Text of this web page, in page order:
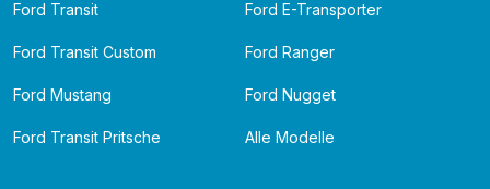
Ford Transit Ford E-Transporter
Ford Transit Custom Ford Ranger
Ford Mustang Ford Nugget
Ford Transit Pritsche Alle Modelle